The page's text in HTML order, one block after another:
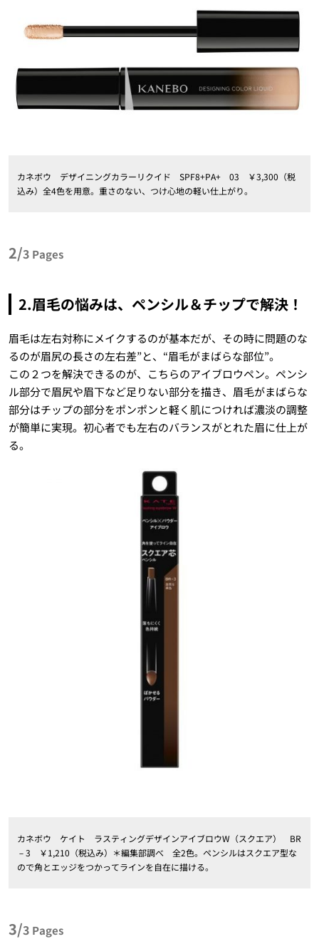
カネボウ デザイニングカラーリクイド SPF8+PA+ 03 ￥3,300（税
込み）全4色を用意。重さのない、つけ心地の軽い仕上がり。
2/3 Pages
2.眉毛の悩みは、ペンシル＆チップで解決！
眉毛は左右対称にメイクするのが基本だが、その時に問題のな
るのが眉尻の長さの左右差”と、“眉毛がまばらな部位”。
この２つを解決できるのが、こちらのアイブロウペン。ペンシ
ル部分で眉尻や眉下など足りない部分を描き、眉毛がまばらな
部分はチップの部分をポンポンと軽く肌につければ濃淡の調整
が簡単に実現。初心者でも左右のバランスがとれた眉に仕上が
る。
カネボウ ケイト ラスティングデザインアイブロウW（スクエア） BR
－3 ￥1,210（税込み）＊編集部調べ 全2色。ペンシルはスクエア型な
ので角とエッジをつかってラインを自在に描ける。
3/3 Pages